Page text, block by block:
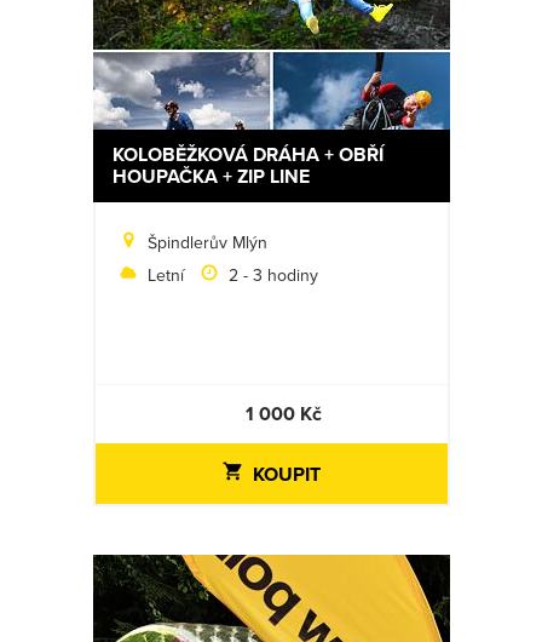
KOLOBĚŽKOVÁ DRÁHA + OBŘÍ
HOUPAČKA + ZIP LINE
Špindlerův Mlýn
Letní
2 - 3 hodiny
1 000 Kč
KOUPIT